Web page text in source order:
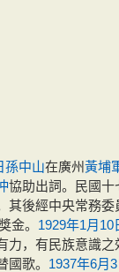
孫中山在廣州黃埔
協助出詞。民國十
其後經中央常務
金。 1929年1月10
，有民族意識之
歌。 1937年6月3